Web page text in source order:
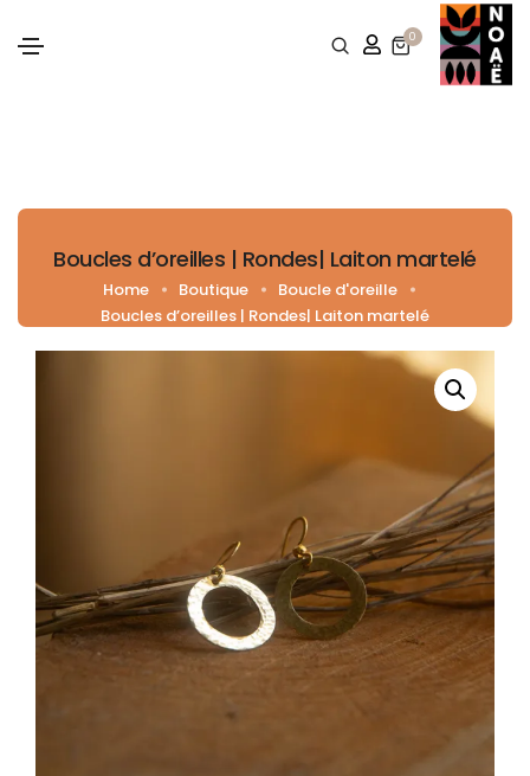
0
Boucles d’oreilles | Rondes| Laiton martelé
Home Boutique
Boucle d'oreille
Boucles d’oreilles | Rondes| Laiton martelé